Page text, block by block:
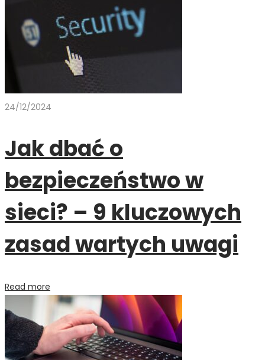
24/12/2024
Jak dbać o
bezpieczeństwo w
sieci? – 9 kluczowych
zasad wartych uwagi
Read more